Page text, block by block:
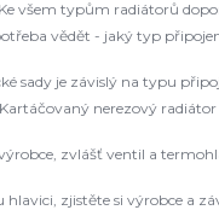
Ke všem typům radiátorů
vědět - jaký typ
sady je závislý na typu
nerezový
zvlášť ventil a
zjistěte si výrobce a